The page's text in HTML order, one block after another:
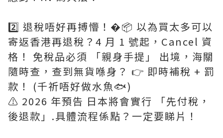
2️⃣ 退稅唔好再搏懵！�📦 以為買太多可以
寄返香港再退稅？4 月 1 號起，Cancel 資
格！ 免稅品必須 「親身手提」 出境，海關
隨時查，查到無貨喺身？ 👉 即時補稅 + 罰
款！ (千祈唔好做水魚🐟)
⚠️ 2026 年預告 日本將會實行 「先付稅，
後退款」.具體流程係點？一定要睇片！